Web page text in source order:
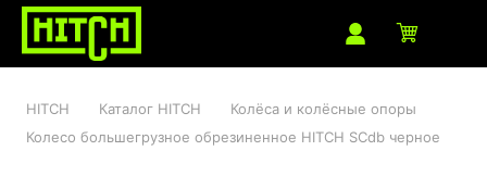
HITCH Каталог HITCH
Колёса и колёсные опоры
Колесо большегрузное обрезиненное HITCH SCdb черное